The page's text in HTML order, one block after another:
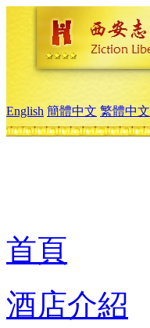
English 簡體中文 繁體中文
首頁
酒店介紹